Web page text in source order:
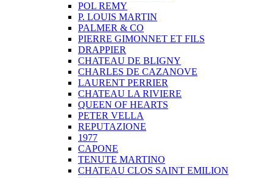
POL REMY
P. LOUIS MARTIN
PALMER & CO
PIERRE GIMONNET ET FILS
DRAPPIER
CHATEAU DE BLIGNY
CHARLES DE CAZANOVE
LAURENT PERRIER
CHATEAU LA RIVIERE
QUEEN OF HEARTS
PETER VELLA
REPUTAZIONE
1977
CAPONE
TENUTE MARTINO
CHATEAU CLOS SAINT EMILION